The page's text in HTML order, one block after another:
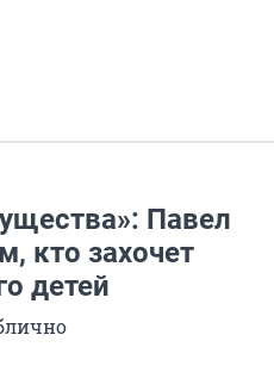
Павел
кто захочет
детей